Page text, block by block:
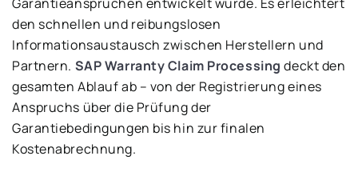
den schnellen und reibungslosen
Informationsaustausch zwischen Herstellern und
Partnern. SAP Warranty Claim Processing deckt den
gesamten Ablauf ab – von der Registrierung eines
Anspruchs über die Prüfung der
Garantiebedingungen bis hin zur finalen
Kostenabrechnung.